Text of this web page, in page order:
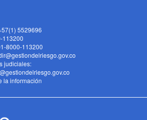
5529696
113200
8000-113200
judiciales:
la información